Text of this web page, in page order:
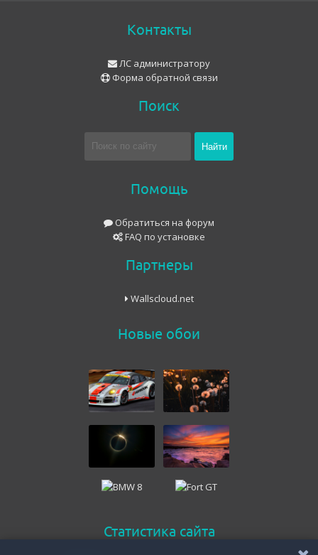
Контакты
ЛС администратору
Форма обратной связи
Поиск
Помощь
Обратиться на форум
FAQ по установке
Партнеры
Wallscloud.net
Новые обои
Статистика сайта